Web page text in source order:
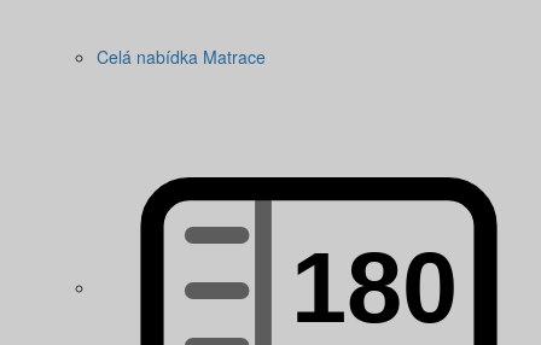
Celá nabídka Matrace